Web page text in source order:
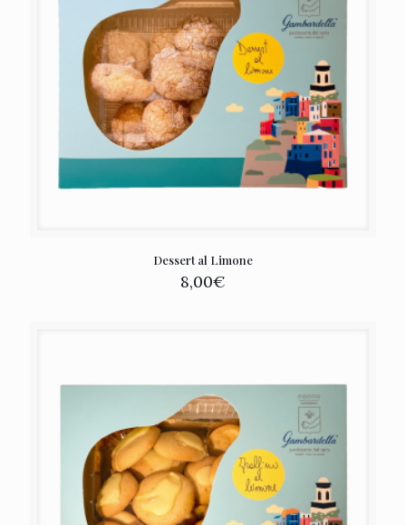
Dessert al Limone
8,00€